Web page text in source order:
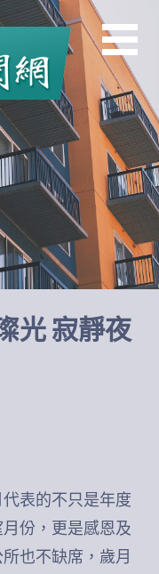
光 寂靜夜
代表的不只是年度
份，更是感恩及
也不缺席，歲月